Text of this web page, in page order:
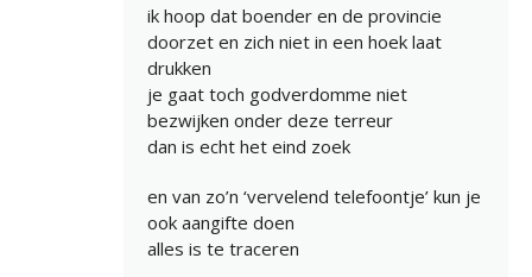
ik hoop dat boender en de provincie
doorzet en zich niet in een hoek laat
drukken
je gaat toch godverdomme niet
bezwijken onder deze terreur
dan is echt het eind zoek
en van zo’n ‘vervelend telefoontje’ kun je
ook aangifte doen
alles is te traceren